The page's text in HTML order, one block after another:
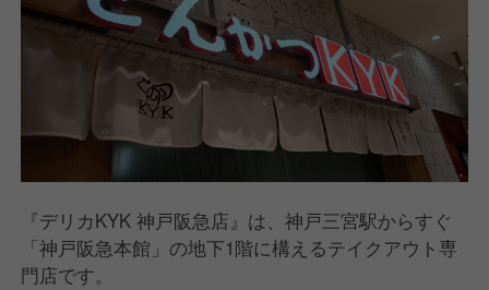
『デリカKYK 神戸阪急店』は、神戸三宮駅からすぐ
「神戸阪急本館」の地下1階に構えるテイクアウト専
門店です。